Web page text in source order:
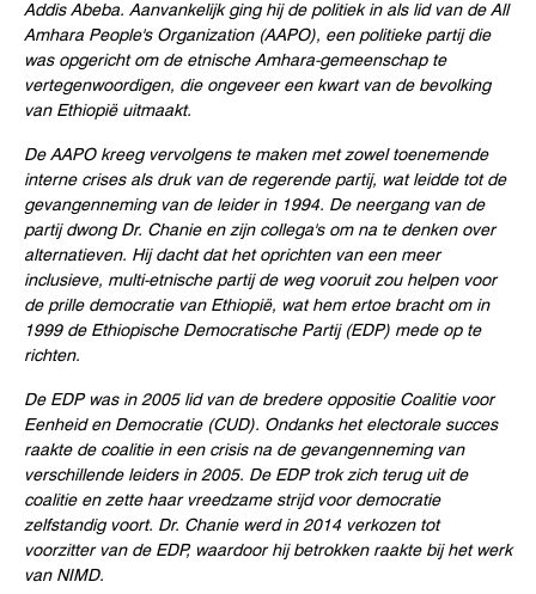
Addis Abeba. Aanvankelijk ging hij de politiek in als lid van de All
Amhara People's Organization (AAPO), een politieke partij die
was opgericht om de etnische Amhara-gemeenschap te
vertegenwoordigen, die ongeveer een kwart van de bevolking
van Ethiopië uitmaakt.
De AAPO kreeg vervolgens te maken met zowel toenemende
interne crises als druk van de regerende partij, wat leidde tot de
gevangenneming van de leider in 1994. De neergang van de
partij dwong Dr. Chanie en zijn collega's om na te denken over
alternatieven. Hij dacht dat het oprichten van een meer
inclusieve, multi-etnische partij de weg vooruit zou helpen voor
de prille democratie van Ethiopië, wat hem ertoe bracht om in
1999 de Ethiopische Democratische Partij (EDP) mede op te
richten.
De EDP was in 2005 lid van de bredere oppositie Coalitie voor
Eenheid en Democratie (CUD). Ondanks het electorale succes
raakte de coalitie in een crisis na de gevangenneming van
verschillende leiders in 2005. De EDP trok zich terug uit de
coalitie en zette haar vreedzame strijd voor democratie
zelfstandig voort. Dr. Chanie werd in 2014 verkozen tot
voorzitter van de EDP, waardoor hij betrokken raakte bij het werk
van NIMD.